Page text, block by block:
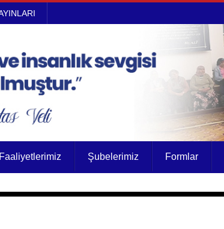
Faaliyetlerimiz Şubelerimiz Formlar